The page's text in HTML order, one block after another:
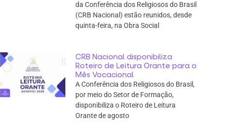
da Conferência dos Religiosos do Brasil
(CRB Nacional) estão reunidos, desde
quinta-feira, na Obra Social
CRB Nacional disponibiliza
Roteiro de Leitura Orante para o
Mês Vocacional
A Conferência dos Religiosos do Brasil,
por meio do Setor de Formação,
disponibiliza o Roteiro de Leitura
Orante de agosto